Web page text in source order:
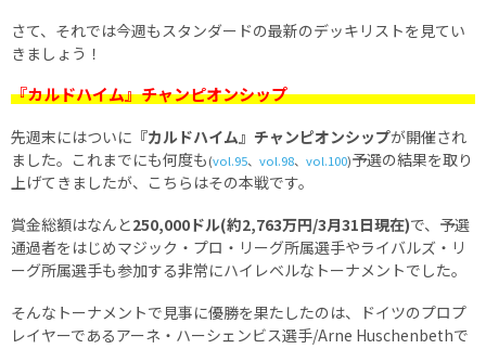
さて、それでは今週もスタンダードの最新のデッキリストを見てい
きましょう！
『カルドハイム』チャンピオンシップ
先週末にはついに 『カルドハイム』チャンピオンシップが開催され
ました。これまでにも何度も(vol.95、 vol.98、 vol.100)予選の結果を取り
上げてきましたが、こちらはその本戦です。
賞金総額はなんと250,000ドル(約2,763万円/3月31日現在)で、予選
通過者をはじめマジック・プロ・リーグ所属選手やライバルズ・リ
ーグ所属選手も参加する非常にハイレベルなトーナメントでした。
そんなトーナメントで見事に優勝を果たしたのは、ドイツのプロプ
レイヤーであるアーネ・ハーシェンビス選手/Arne Huschenbethで